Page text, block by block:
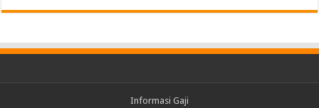
Informasi Gaji